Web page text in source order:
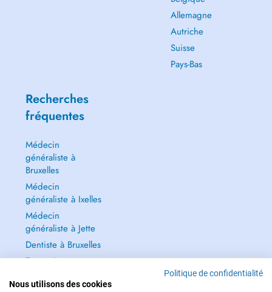
Allemagne
Autriche
Suisse
Pays-Bas
Recherches
fréquentes
Médecin
généraliste à
Bruxelles
Médecin
généraliste à Ixelles
Médecin
généraliste à Jette
Dentiste à Bruxelles
Tout voir →
Politique de confidentialité
Nous utilisons des cookies